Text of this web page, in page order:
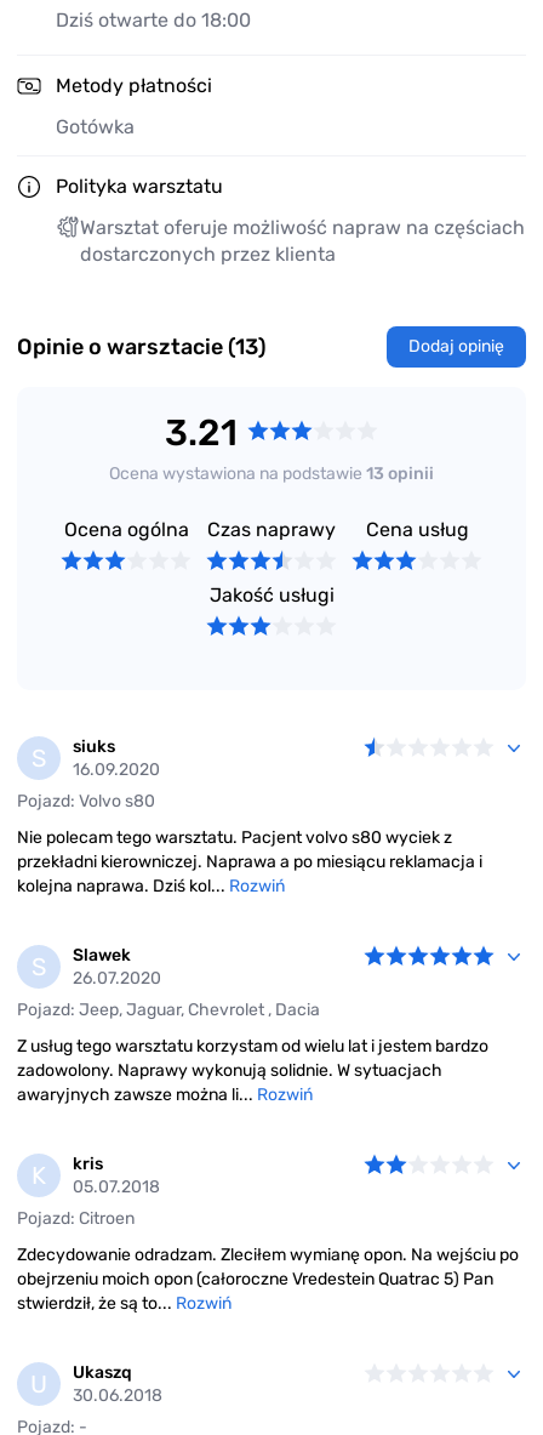
Dziś otwarte do 18:00
Metody płatności
Gotówka
Polityka warsztatu
Warsztat oferuje możliwość napraw na częściach
dostarczonych przez klienta
Opinie o warsztacie (13) Dodaj opinię
3.21
Ocena wystawiona na podstawie 13 opinii
Ocena ogólna Czas naprawy Cena usług
Jakość usługi
S
siuks
16.09.2020
Pojazd: Volvo s80
Nie polecam tego warsztatu. Pacjent volvo s80 wyciek z
przekładni kierowniczej. Naprawa a po miesiącu reklamacja i
kolejna naprawa. Dziś kol... Rozwiń
S
Slawek
26.07.2020
Pojazd: Jeep, Jaguar, Chevrolet , Dacia
Z usług tego warsztatu korzystam od wielu lat i jestem bardzo
zadowolony. Naprawy wykonują solidnie. W sytuacjach
awaryjnych zawsze można li... Rozwiń
K
kris
05.07.2018
Pojazd: Citroen
Zdecydowanie odradzam. Zleciłem wymianę opon. Na wejściu po
obejrzeniu moich opon (całoroczne Vredestein Quatrac 5) Pan
stwierdził, że są to... Rozwiń
U
Ukaszq
30.06.2018
Pojazd: -